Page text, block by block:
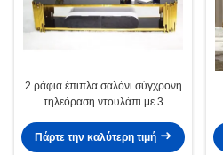
2 ράφια έπιπλα σαλόνι σύγχρονη
τηλεόραση ντουλάπι με 3
Πάρτε την καλύτερη τιμή